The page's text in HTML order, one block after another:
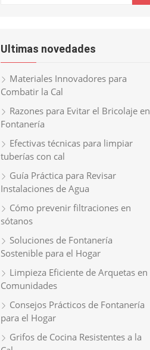
Ultimas novedades
Materiales Innovadores para
Combatir la Cal
Razones para Evitar el Bricolaje en
Fontanería
Efectivas técnicas para limpiar
tuberías con cal
Guía Práctica para Revisar
Instalaciones de Agua
Cómo prevenir filtraciones en
sótanos
Soluciones de Fontanería
Sostenible para el Hogar
Limpieza Eficiente de Arquetas en
Comunidades
Consejos Prácticos de Fontanería
para el Hogar
Grifos de Cocina Resistentes a la